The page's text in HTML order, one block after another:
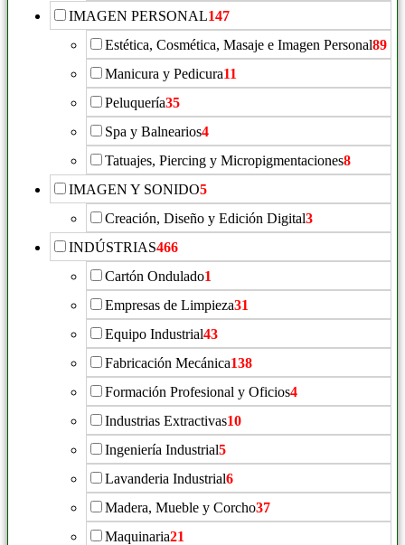
IMAGEN PERSONAL147
Estética, Cosmética, Masaje e Imagen Personal89
Manicura y Pedicura11
Peluquería35
Spa y Balnearios4
Tatuajes, Piercing y Micropigmentaciones8
IMAGEN Y SONIDO5
Creación, Diseño y Edición Digital3
INDÚSTRIAS466
Cartón Ondulado1
Empresas de Limpieza31
Equipo Industrial43
Fabricación Mecánica138
Formación Profesional y Oficios4
Industrias Extractivas10
Ingeniería Industrial5
Lavanderia Industrial6
Madera, Mueble y Corcho37
Maquinaria21